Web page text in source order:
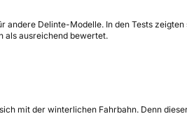
Delinte-Modelle. In den Tests
als ausreichend bewertet.
mit der winterlichen Fahrbahn. Denn